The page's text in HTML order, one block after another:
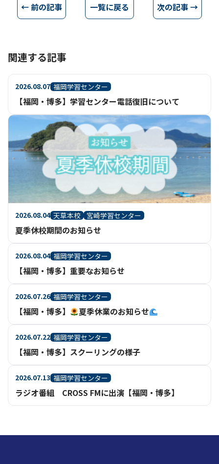
← 前の記事 一覧に戻る 次の記事 →
関連する記事
2026.08.07 福岡学習センター
【福岡・博多】学習センター電話復旧について
2026.08.04 天草本校 宮崎学習センター
夏季休校期間のお知らせ
2026.08.04 福岡学習センター
【福岡・博多】重要なお知らせ
2026.07.26 福岡学習センター
【福岡・博多】 夏季休業のお知らせ
2026.07.22 福岡学習センター
【福岡・博多】スクーリングの様子
2026.07.13 福岡学習センター
ラジオ番組 CROSS FMに出演【福岡・博多】